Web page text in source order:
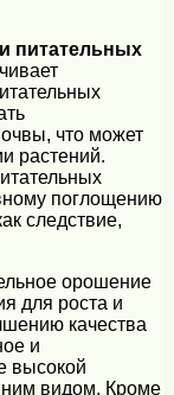
питательных
что может
растений.
поглощению
следствие,
орошение
для роста и
качества
и
высокой
видом. Кроме